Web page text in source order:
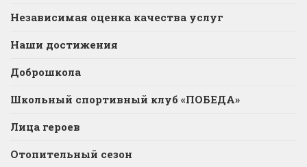
Независимая оценка качества услуг
Наши достижения
Доброшкола
Школьный спортивный клуб «ПОБЕДА»
Лица героев
Отопительный сезон